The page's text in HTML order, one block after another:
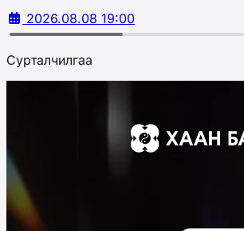
2026.08.08 19:00
Сурталчилгаа